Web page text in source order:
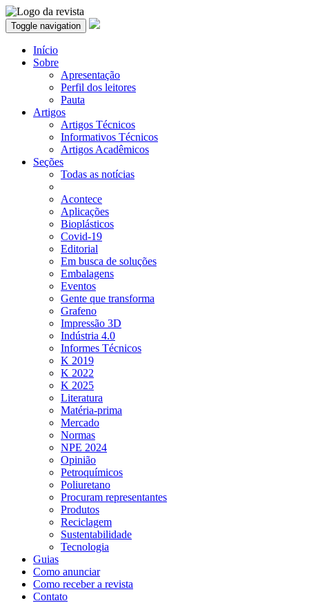
Toggle navigation
Início
Sobre
Apresentação
Perfil dos leitores
Pauta
Artigos
Artigos Técnicos
Informativos Técnicos
Artigos Acadêmicos
Seções
Todas as notícias
Acontece
Aplicações
Bioplásticos
Covid-19
Editorial
Em busca de soluções
Embalagens
Eventos
Gente que transforma
Grafeno
Impressão 3D
Indústria 4.0
Informes Técnicos
K 2019
K 2022
K 2025
Literatura
Matéria-prima
Mercado
Normas
NPE 2024
Opinião
Petroquímicos
Poliuretano
Procuram representantes
Produtos
Reciclagem
Sustentabilidade
Tecnologia
Guias
Como anunciar
Como receber a revista
Contato